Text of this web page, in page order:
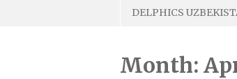
DELPHICS
Month: